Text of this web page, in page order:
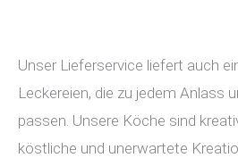
Unser Lieferservice liefert auch
Leckereien, die zu jedem Anlass
passen. Unsere Köche sind
köstliche und unerwartete